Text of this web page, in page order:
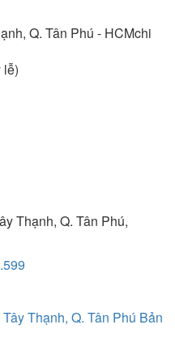
Q. Tân Phú - HCMchi
lễ)
Thạnh, Q. Tân Phú,
Tây Thạnh, Q. Tân Phú Bản